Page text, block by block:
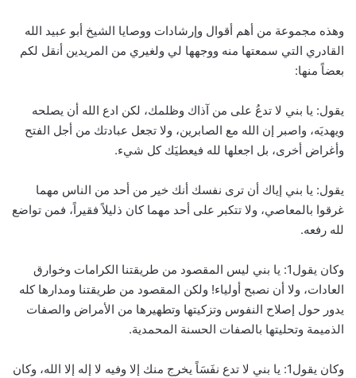
وهذه مجموعة من أهم أقوال وإرشادات ووصايا الشيخ أبو عبيد الله
القادري التي سمعتها منه ووجهها لي ولغيري من المريدين أنقل لكم
بعضاً منها:
يقول: يا بني لا تدعُ على من آذاك وظلمك، لكن ادع الله أن يصلحه
ويهديَه، واصبر إن الله مع الصابرين، ولا تجعل عبادتك من أجل الفتح
وأغراض أخرى، بل اجعلها لله فيعطيَك كل شيء.
يقول: يا بني إياك أن ترى نفسك أنك خير من أحد من الناس مهما
غرقوا بالمعاصي، ولا تتكبر على أحد مهما كان ذليلاً فقيراً، فمن تواضع
لله رفعه.
وكان يقول1: يا بني ليس المقصود من طريقتنا الكرامات وخوارق
العادات، ولا أن نصبح أولياء! ولكن المقصود من طريقتنا ومدارها كله
يدور حول إصلاح النفوس وتزكيتها وتطهيرها من الأمراض والصفات
الذميمة وتحليتها بالصفات الحسنة المحمدية.
وكان يقول1: يا بني لا تدع نفَسَاً يخرج منك إلا وفيه لا إله إلا الله، وكان